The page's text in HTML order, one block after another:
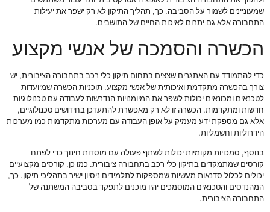
שמעוניינים לשמור על הסביבה. כך, תהליך התיקון לא רק ישפר את יעילות
התחבורה אלא גם יתרום לאיכות החיים של התושבים.
הכשרה והסמכה של אנשי מקצוע
כדי להתמודד עם האתגרים שצצים בתחום תיקון כלי רכב בתחבורה הציבורית, יש
צורך בהכשרה מתקדמת ואיכותית של אנשי מקצוע. תוכניות הכשרה שמיועדות
לטכנאים ומכונאים יכולות לשפר את המיומנויות הנדרשות לעבודה עם טכנולוגיות
חדשות ומתקדמות. הכשרה זו לא רק מאפשרת להתעדכן בחידושים טכנולוגיים,
אלא גם מספקת ידע מעמיק על אופן העבודה עם מערכות מתקדמות כמו מערכות
הידרוליות וחשמליות.
בנוסף, סמכויות מקומיות יכולות לשתף פעולה עם מוסדות חינוך כדי לפתח
קורסים שמתמקדים בתיקון כלי רכב בתחבורה ציבורית. כמו כן, קורסים מקצועיים
יכולים לכלול סדנאות מעשיות שמספקות לתלמידים ניסיון ישיר בתהליכי תיקון. כך,
המהנדסים והטכנאים המוסמכים יהיו מוכנים לתפקד בסביבה המשתנה של
התחבורה הציבורית.